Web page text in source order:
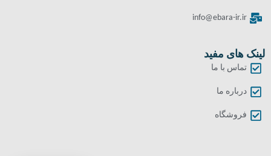
info@ebara-ir.ir
لینک های مفید
تماس با ما
درباره ما
فروشگاه